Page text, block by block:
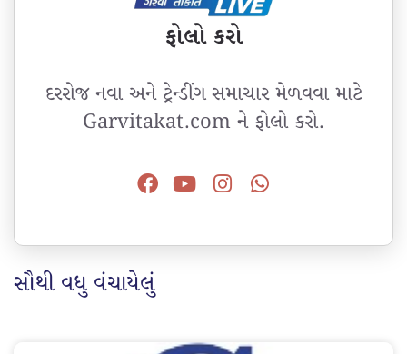
ફોલો કરો
દરરોજ નવા અને ટ્રેન્ડીંગ સમાચાર મેળવવા માટે
Garvitakat.com ને ફોલો કરો.
સૌથી વધુ વંચાયેલું